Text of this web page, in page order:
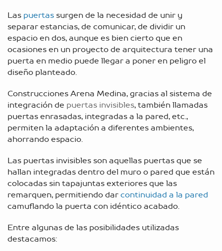
Las puertas surgen de la necesidad de unir y
separar estancias, de comunicar, de dividir un
espacio en dos, aunque es bien cierto que en
ocasiones en un proyecto de arquitectura tener una
puerta en medio puede llegar a poner en peligro el
diseño planteado.
Construcciones Arena Medina, gracias al sistema de
integración de puertas invisibles, también llamadas
puertas enrasadas, integradas a la pared, etc.,
permiten la adaptación a diferentes ambientes,
ahorrando espacio.
Las puertas invisibles son aquellas puertas que se
hallan integradas dentro del muro o pared que están
colocadas sin tapajuntas exteriores que las
remarquen, permitiendo darcontinuidad a la pared
camuflando la puerta con idéntico acabado.
Entre algunas de las posibilidades utilizadas
destacamos: